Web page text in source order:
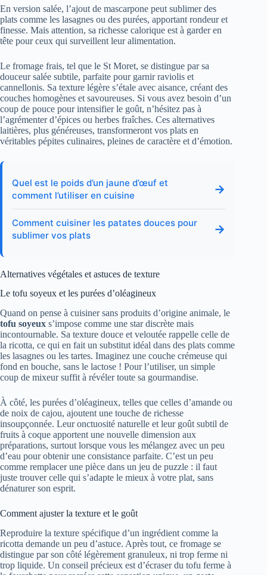
En version salée, l’ajout de mascarpone peut sublimer des
plats comme les lasagnes ou des purées, apportant rondeur et
finesse. Mais attention, sa richesse calorique est à garder en
tête pour ceux qui surveillent leur alimentation.
Le fromage frais, tel que le St Moret, se distingue par sa
douceur salée subtile, parfaite pour garnir raviolis et
cannellonis. Sa texture légère s’étale avec aisance, créant des
couches homogènes et savoureuses. Si vous avez besoin d’un
coup de pouce pour intensifier le goût, n’hésitez pas à
l’agrémenter d’épices ou herbes fraîches. Ces alternatives
laitières, plus généreuses, transformeront vos plats en
véritables pépites culinaires, pleines de caractère et d’émotion.
Quel est le poids d’un jaune d’œuf et
comment l’utiliser en cuisine
→
Comment cuisiner les patates douces pour
sublimer vos plats
→
Alternatives végétales et astuces de texture
Le tofu soyeux et les purées d’oléagineux
Quand on pense à cuisiner sans produits d’origine animale, le
tofu soyeux s’impose comme une star discrète mais
incontournable. Sa texture douce et veloutée rappelle celle de
la ricotta, ce qui en fait un substitut idéal dans des plats comme
les lasagnes ou les tartes. Imaginez une couche crémeuse qui
fond en bouche, sans le lactose ! Pour l’utiliser, un simple
coup de mixeur suffit à révéler toute sa gourmandise.
À côté, les purées d’oléagineux, telles que celles d’amande ou
de noix de cajou, ajoutent une touche de richesse
insoupçonnée. Leur onctuosité naturelle et leur goût subtil de
fruits à coque apportent une nouvelle dimension aux
préparations, surtout lorsque vous les mélangez avec un peu
d’eau pour obtenir une consistance parfaite. C’est un peu
comme remplacer une pièce dans un jeu de puzzle : il faut
juste trouver celle qui s’adapte le mieux à votre plat, sans
dénaturer son esprit.
Comment ajuster la texture et le goût
Reproduire la texture spécifique d’un ingrédient comme la
ricotta demande un peu d’astuce. Après tout, ce fromage se
distingue par son côté légèrement granuleux, ni trop ferme ni
trop liquide. Un conseil précieux est d’écraser du tofu ferme à